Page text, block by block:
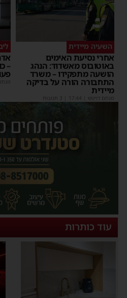
השעיה מיידית
אחרי נסיעת האימים
באוטובוס מאשדוד: הנהג
הושעה מתפקידו – משרד
התחבורה הורה על בדיקה
מיידית
מנחם דויטש 17:44
–
עוד כותרות